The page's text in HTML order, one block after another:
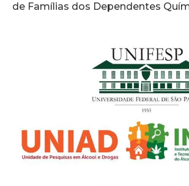
de Famílias dos Dependentes